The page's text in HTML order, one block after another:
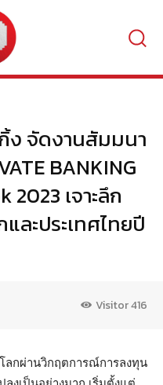
ง จัดงานสัมมนา
BANKING
เจาะลึก
ละประเทศไทยปี
Visitor416
กผ่านวิกฤตการณ์การลงทุน